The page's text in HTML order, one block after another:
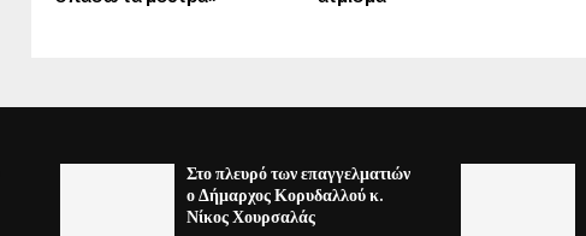
Στο πλευρό των επαγγελματιών
ο Δήμαρχος Κορυδαλλού κ.
Νίκος Χουρσαλάς